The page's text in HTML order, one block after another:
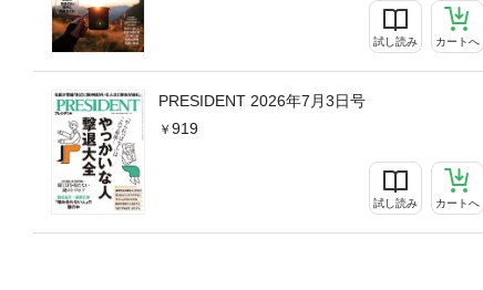
試し読み カートへ
PRESIDENT 2026年7月3日号
919
試し読み カートへ